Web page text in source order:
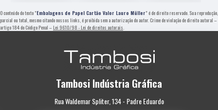
O conteúdo do texto "Embalagens de Papel Cartão Valor Lauro Müller" é de direito reservado. Sua reprodução,
parcial ou total, mesmo citando nossos links, é proibida sem a autorização do autor. Crime de violação de direito autoral –
artigo 184 do Código Penal – Lei 9610/98 - Lei de direitos autorais
Tambosi Indústria Gráfica
Rua Waldemar Spliter, 134 - Padre Eduardo